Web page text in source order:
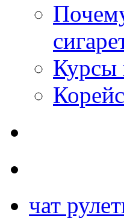
Курсы
чат